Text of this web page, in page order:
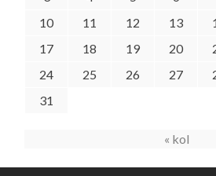
10
11 12 13
17
18 19 20
24
25 26 27
31
« kol